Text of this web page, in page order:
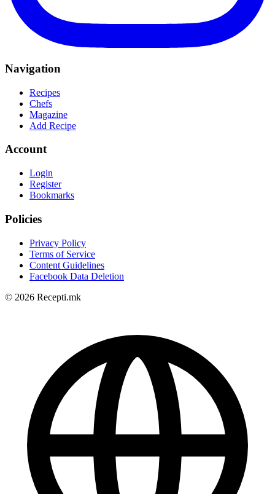
Navigation
Recipes
Chefs
Magazine
Add Recipe
Account
Login
Register
Bookmarks
Policies
Privacy Policy
Terms of Service
Content Guidelines
Facebook Data Deletion
© 2026 Recepti.mk